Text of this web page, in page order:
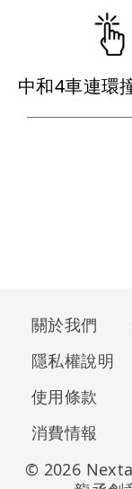
關於我們
隱私權說明
使用條款
消費情報
© 2026